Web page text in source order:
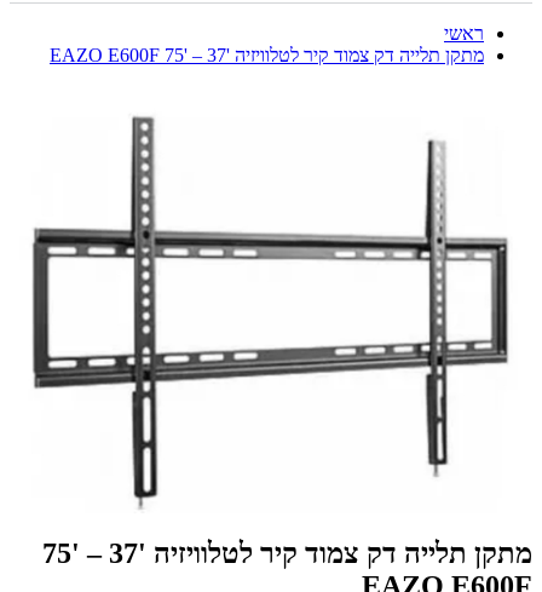
ראשי
מתקן תלייה דק צמוד קיר לטלוויזיה '37 – '75 EAZO E600F
מתקן תלייה דק צמוד קיר לטלוויזיה '37 – '75